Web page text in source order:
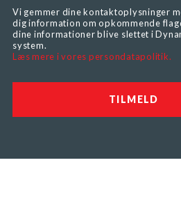
Vi gemmer dine kontaktoplysninger
dig information om opkommende
dine informationer blive slettet i
system.
Læs mere i vores persondatapolitik.